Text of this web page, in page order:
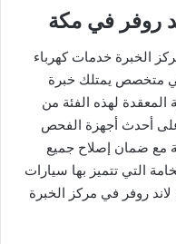
روفر في مكة
الخبرة خدمات كهرباء
متخصص يمتلك خبرة
المعقدة لهذه الفئة من
على أحدث أجهزة الفحص
مع ضمان إصلاح جميع
التي تتميز بها سيارات
روفر في مركز الخبرة